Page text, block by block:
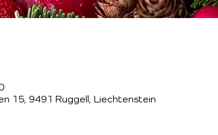
15, 9491 Ruggell, Liechtenstein